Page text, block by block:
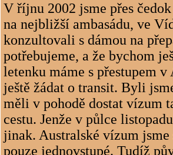
V říjnu 2002 jsme přes
na nejbližší ambasádu, ve
konzultovali s dámou na
potřebujeme, a že bychom
letenku máme s přestupem
ještě žádat o transit. Byli
měli v pohodě dostat vízum
cestu. Jenže v půlce
jinak. Australské vízum
pouze jednovstupé. Tudíž